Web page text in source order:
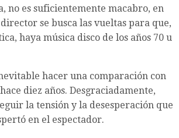
no es suficientemente macabro, en
se busca las vueltas para que,
haya música disco de los años 70 u
hacer una comparación con
diez años. Desgraciadamente,
la tensión y la desesperación que
en el espectador.